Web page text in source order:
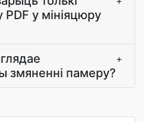
у мініяцюру
змяненні памеру?
+